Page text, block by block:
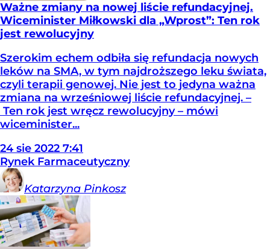
Ważne zmiany na nowej liście refundacyjnej.
Wiceminister Miłkowski dla „Wprost”: Ten rok
jest rewolucyjny
Szerokim echem odbiła się refundacja nowych
leków na SMA, w tym najdroższego leku świata,
czyli terapii genowej. Nie jest to jedyna ważna
zmiana na wrześniowej liście refundacyjnej. –
Ten rok jest wręcz rewolucyjny – mówi
wiceminister...
24 sie 2022 7:41
Rynek Farmaceutyczny
Katarzyna Pinkosz